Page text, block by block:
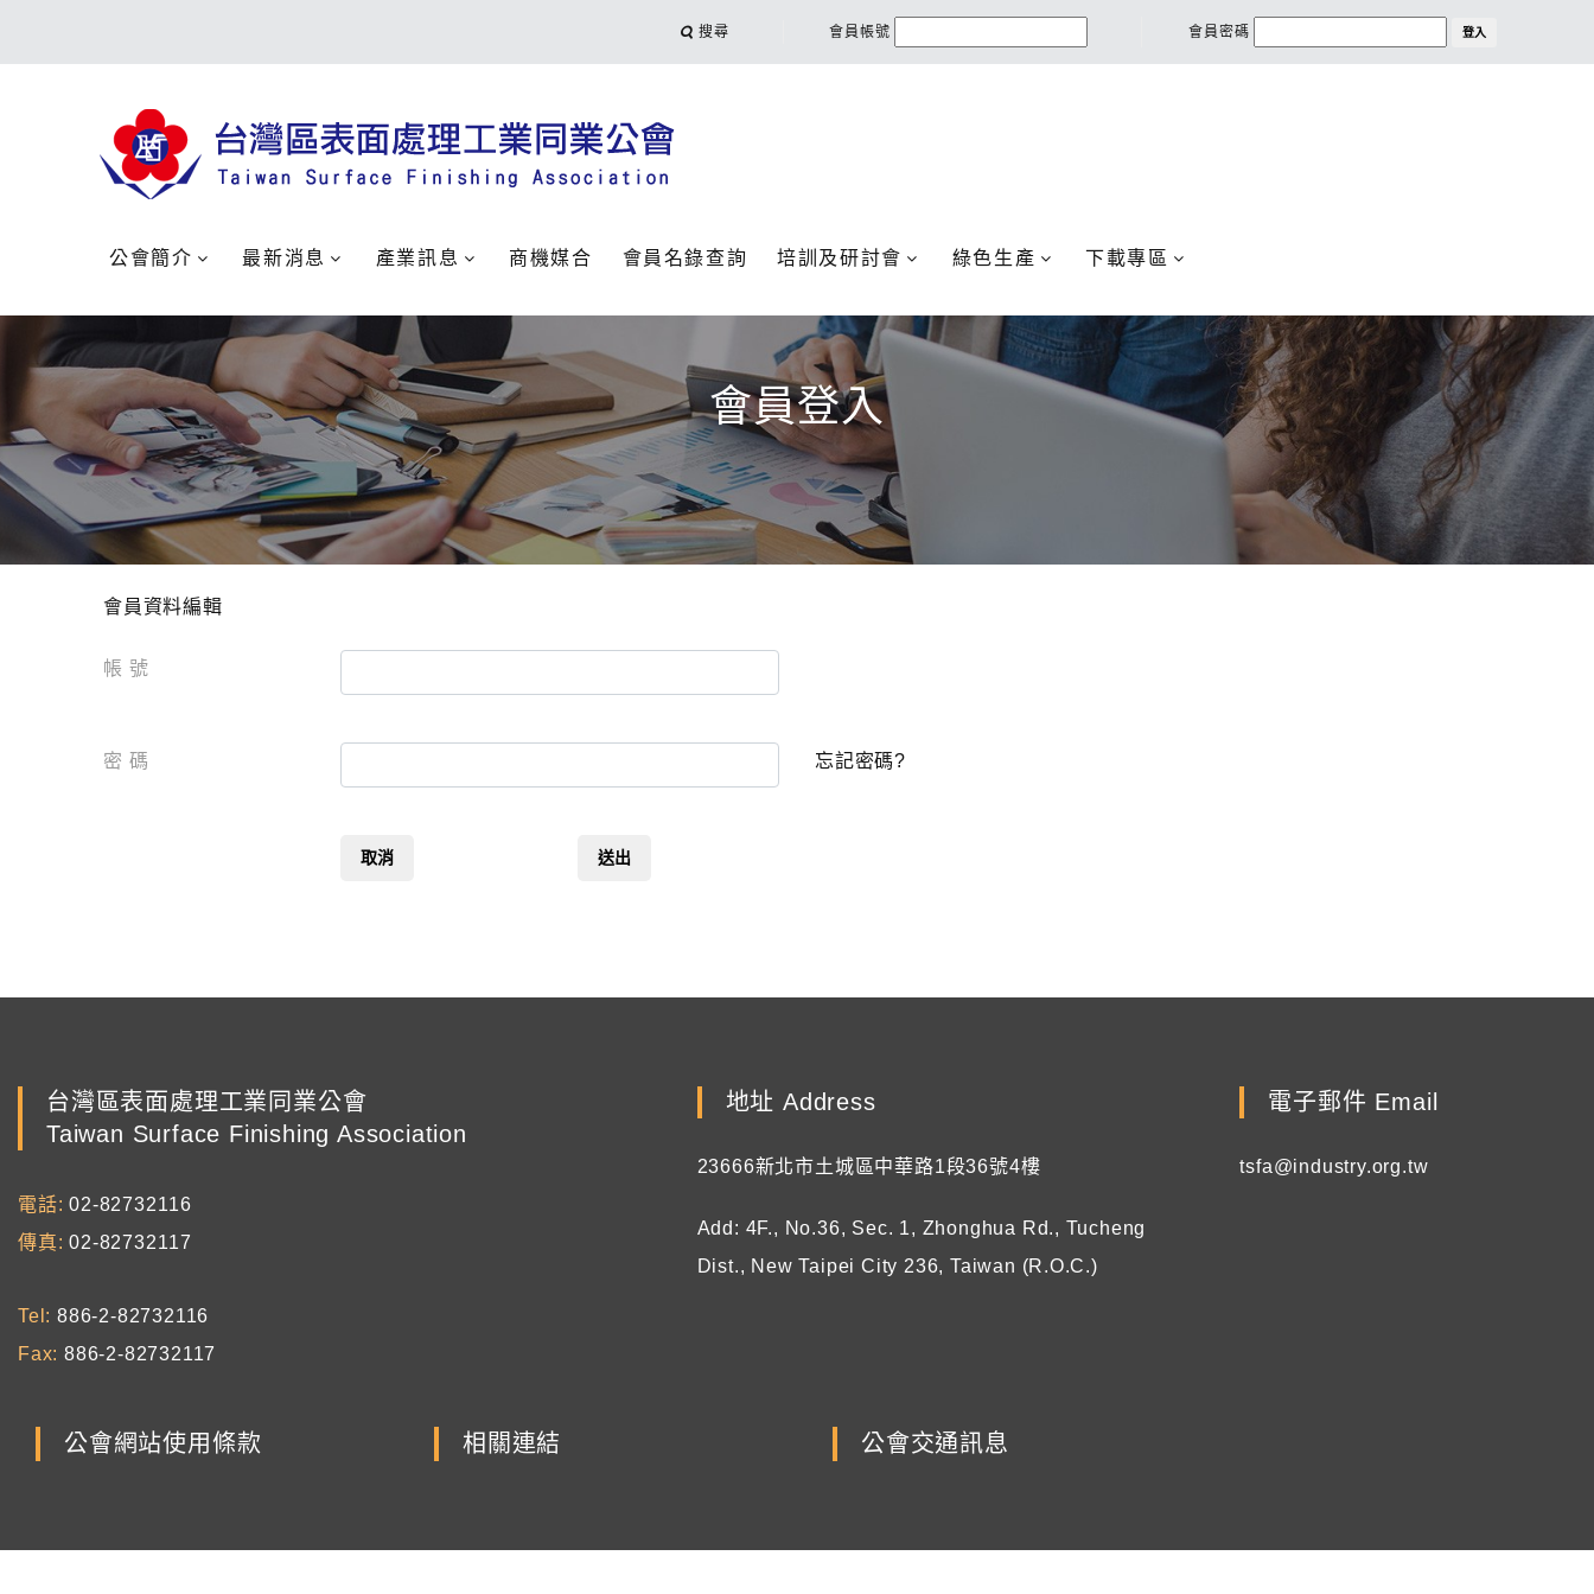
搜尋 會員帳號 會員密碼 登入
公會簡介 最新消息 產業訊息 商機媒合 會員名錄查詢 培訓及研討會 綠色生產 下載專區
會員登入
會員資料編輯
帳 號
密 碼 忘記密碼?
取消 送出
台灣區表面處理工業同業公會
Taiwan Surface Finishing Association
電話
02-82732116
傳真
02-82732117
Tel
886-2-82732116
Fax 886-2-82732117
地址 Address
23666新北市土城區中華路1段36號4樓
Add: 4F., No.36, Sec. 1, Zhonghua Rd., Tucheng
Dist., New Taipei City 236, Taiwan (R.O.C.)
電子郵件 Email
tsfa@industry.org.tw
公會網站使用條款 相關連結 公會交通訊息